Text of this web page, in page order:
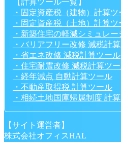
・固定資産税（建物）計算
・固定資産税（土地）計算ツ
・新築住宅の軽減シミュレー
・バリアフリー改修 減税計
・省エネ改修 減税計算ツール
・住宅耐震改修 減税計算ツ
・経年減点 自動計算ツール
・不動産取得税 計算ツール
・相続土地国庫帰属制度 計
【サイト運営者】
株式会社オフィスHAL